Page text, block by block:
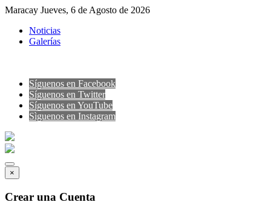
Maracay Jueves, 6 de Agosto de 2026
Noticias
Galerías
Síguenos en Facebook
Síguenos en Twitter
Síguenos en YouTube
Sìguenos en Instagram
×
Crear una Cuenta